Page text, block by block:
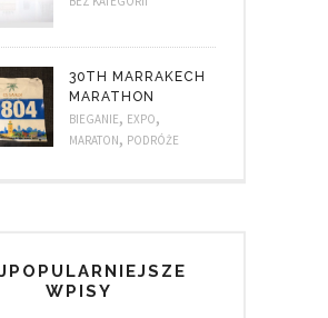
30TH MARRAKECH
MARATHON
BIEGANIE, EXPO,
MARATON, PODRÓŻE
WPISY